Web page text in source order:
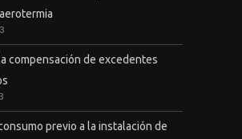
compensación de excedentes
previo a la instalación de